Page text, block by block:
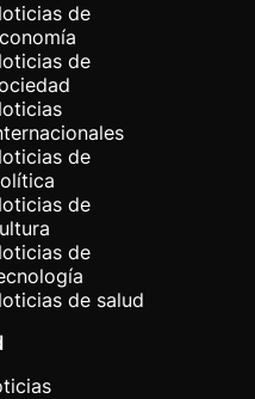
de
de
de
de
de
de salud